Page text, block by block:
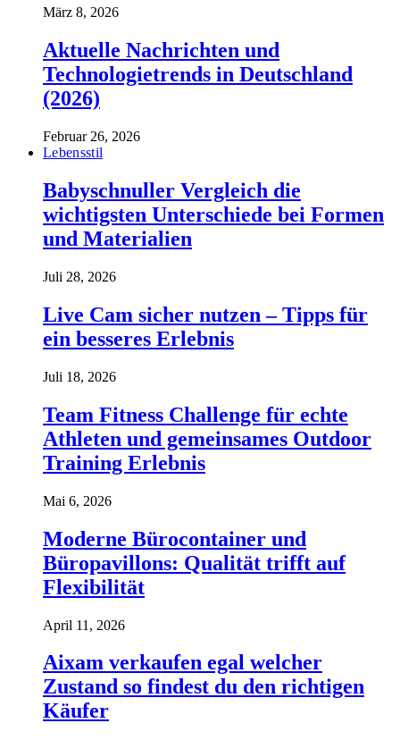
März 8, 2026
Aktuelle Nachrichten und
Technologietrends in Deutschland
(2026)
Februar 26, 2026
Lebensstil
Babyschnuller Vergleich die
wichtigsten Unterschiede bei Formen
und Materialien
Juli 28, 2026
Live Cam sicher nutzen – Tipps für
ein besseres Erlebnis
Juli 18, 2026
Team Fitness Challenge für echte
Athleten und gemeinsames Outdoor
Training Erlebnis
Mai 6, 2026
Moderne Bürocontainer und
Büropavillons: Qualität trifft auf
Flexibilität
April 11, 2026
Aixam verkaufen egal welcher
Zustand so findest du den richtigen
Käufer